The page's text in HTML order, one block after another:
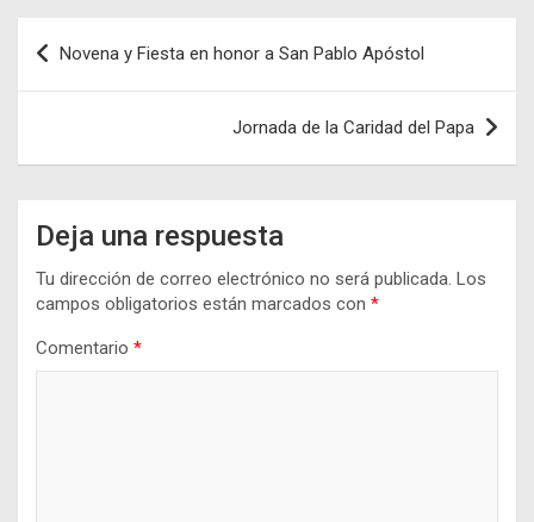
Navegación
de
Novena y Fiesta en honor a San Pablo Apóstol
Jornada de la Caridad del Papa
Deja una respuesta
Tu dirección de correo electrónico no será publicada. Los
campos obligatorios están marcados con *
Comentario *